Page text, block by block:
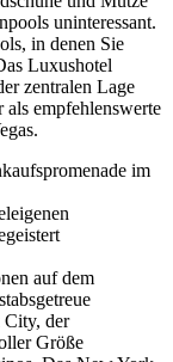
uninteressant.
in denen Sie
Luxushotel
zentralen Lage
als empfehlenswerte
im
auf dem
der
Größe